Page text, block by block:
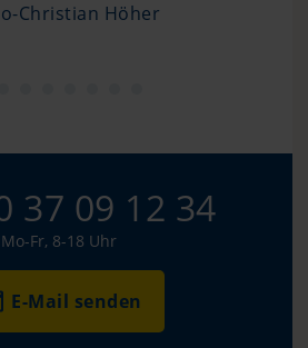
Christian Höher
37 09 12 34
Mo-Fr, 8-18 Uhr
E-Mail senden